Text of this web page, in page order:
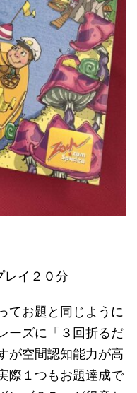
イ２０分
てお題と同じように
ーズに「３回折るだ
が空間認知能力が高
際１つもお題達成で